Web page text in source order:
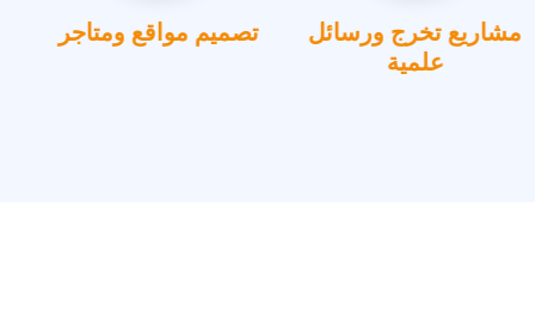
مشاريع تخرج ورسائل
علمية
تصميم مواقع ومتاجر